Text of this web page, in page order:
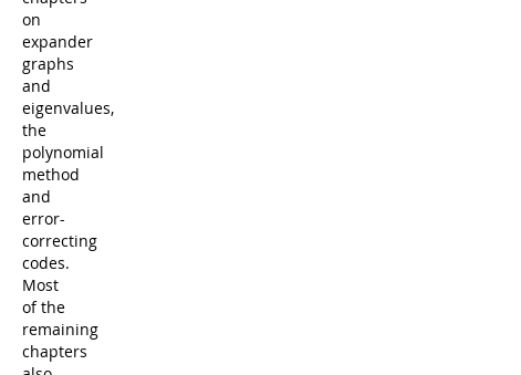
on
expander
graphs
and
eigenvalues,
the
polynomial
method
and
error-
correcting
codes.
Most
of the
remaining
chapters